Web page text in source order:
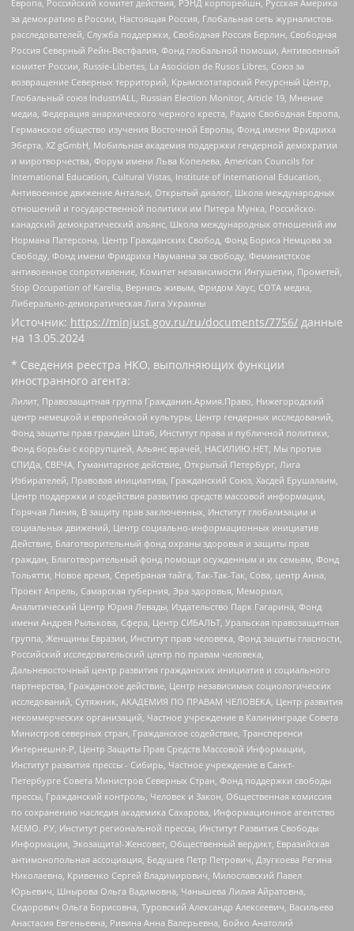
Европа, Российский комитет действия, РЭНД корпорейшн, Русская Америка
за демократию в России, Настоящая Россия, Глобальная сеть журналистов-
расследователей, Служба поддержки, Свободная Россия Берлин, Свободная
Россия Северный Рейн-Вестфалия, Фонд глобальной помощи, Антивоенный
комитет России, Russie-Libertes, La Asocicion de Rusos Libres, Союз за
возвращение Северных территорий, Крымскотатарский Ресурсный Центр,
Глобальный союз IndustriALL, Russian Election Monitor, Article 19, Мнение
медиа, Федерация анархического черного креста, Радио Свободная Европа,
Германское общество изучения Восточной Европы, Фонд имени Фридриха
Эберта, XZ gGmbH, Мобильная академия поддержки гендерной демократии
и миротворчества, Форум имени Льва Копелева, American Councils for
International Education, Cultural Vistas, Institute of International Education,
Антивоенное движение Антальи, Открытый диалог, Школа международных
отношений и государственной политики им Питера Мунка, Российско-
канадский демократический альянс, Школа международных отношений им
Нормана Патерсона, Центр Гражданских Свобод, Фонд Бориса Немцова за
Свободу, Фонд имени Фридриха Науманна за свободу, Феминистское
антивоенное сопротивление, Комитет независимости Ингушетии, Прометей,
Stop Occupation of Karelia, Вернись живым, Фридом Хаус, СОТА медиа,
Либерально-демократическая Лига Украины
Источник: https://minjust.gov.ru/ru/documents/7756/ данные
на 13.05.2024
* Сведения реестра НКО, выполняющих функции
иностранного агента:
Лилит, Правозащитная группа Гражданин.Армия.Право, Нижегородский
центр немецкой и европейской культуры, Центр гендерных исследований,
Фонд защиты прав граждан Штаб, Институт права и публичной политики,
Фонд борьбы с коррупцией, Альянс врачей, НАСИЛИЮ.НЕТ, Мы против
СПИДа, СВЕЧА, Гуманитарное действие, Открытый Петербург, Лига
Избирателей, Правовая инициатива, Гражданский Союз, Хасдей Ерушалаим,
Центр поддержки и содействия развитию средств массовой информации,
Горячая Линия, В защиту прав заключенных, Институт глобализации и
социальных движений, Центр социально-информационных инициатив
Действие, Благотворительный фонд охраны здоровья и защиты прав
граждан, Благотворительный фонд помощи осужденным и их семьям, Фонд
Тольятти, Новое время, Серебряная тайга, Так-Так-Так, Сова, центр Анна,
Проект Апрель, Самарская губерния, Эра здоровья, Мемориал,
Аналитический Центр Юрия Левады, Издательство Парк Гагарина, Фонд
имени Андрея Рылькова, Сфера, Центр СИБАЛЬТ, Уральская правозащитная
группа, Женщины Евразии, Институт прав человека, Фонд защиты гласности,
Российский исследовательский центр по правам человека,
Дальневосточный центр развития гражданских инициатив и социального
партнерства, Гражданское действие, Центр независимых социологических
исследований, Сутяжник, АКАДЕМИЯ ПО ПРАВАМ ЧЕЛОВЕКА, Центр развития
некоммерческих организаций, Частное учреждение в Калининграде Совета
Министров северных стран, Гражданское содействие, Трансперенси
Интернешнл-Р, Центр Защиты Прав Средств Массовой Информации,
Институт развития прессы - Сибирь, Частное учреждение в Санкт-
Петербурге Совета Министров Северных Стран, Фонд поддержки свободы
прессы, Гражданский контроль, Человек и Закон, Общественная комиссия
по сохранению наследия академика Сахарова, Информационное агентство
МЕМО. РУ, Институт региональной прессы, Институт Развития Свободы
Информации, Экозащита!-Женсовет, Общественный вердикт, Евразийская
антимонопольная ассоциация, Бедушев Петр Петрович, Дзугкоева Регина
Николаевна, Кривенко Сергей Владимирович, Милославский Павел
Юрьевич, Шнырова Ольга Вадимовна, Чанышева Лилия Айратовна,
Сидорович Ольга Борисовна, Туровский Александр Алексеевич, Васильева
Анастасия Евгеньевна, Ривина Анна Валерьевна, Бойко Анатолий